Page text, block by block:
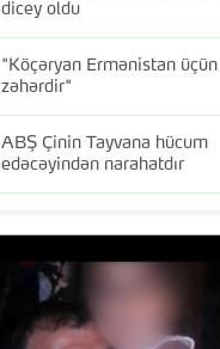
dicey oldu
"Köçəryan Ermənistan üçün
zəhərdir"
ABŞ Çinin Tayvana hücum
edəcəyindən narahatdır
WUF13-də qeydiyyatdan
keçənlərin sayı 42 mini ötüb